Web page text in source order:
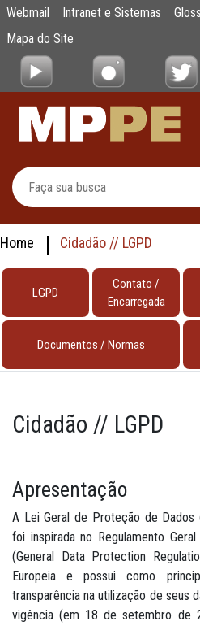
Pular para o Conteúdo principal
testes
Webmail Intranet e Sistemas
Mapa do Site
Home Cidadão // LGPD
LGPD
Contato /
Encarregada
Documentos / Normas
Cidadão // LGPD
Apresentação
A Lei Geral de Proteção de Dados
foi inspirada no Regulamento
(General Data Protection
Europeia e possui como
transparência na utilização de seus
vigência (em 18 de setembro de